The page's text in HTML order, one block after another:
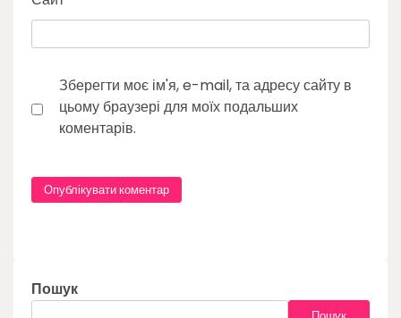
Зберегти моє ім'я, e-mail, та адресу сайту в
цьому браузері для моїх подальших
коментарів.
Пошук